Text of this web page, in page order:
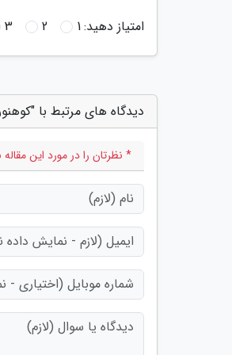
امتیاز دهید:1
2
3
دیدگاه های مرتبط با
* نظرتان را در مورد این مقاله